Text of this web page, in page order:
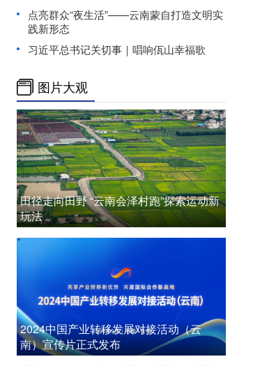
点亮群众“夜生活”——云南蒙自打造文明实
践新形态
习近平总书记关切事｜唱响佤山幸福歌
图片大观
田径走向田野 “云南会泽村跑”探索运动新
玩法
2024中国产业转移发展对接活动（云
南）宣传片正式发布